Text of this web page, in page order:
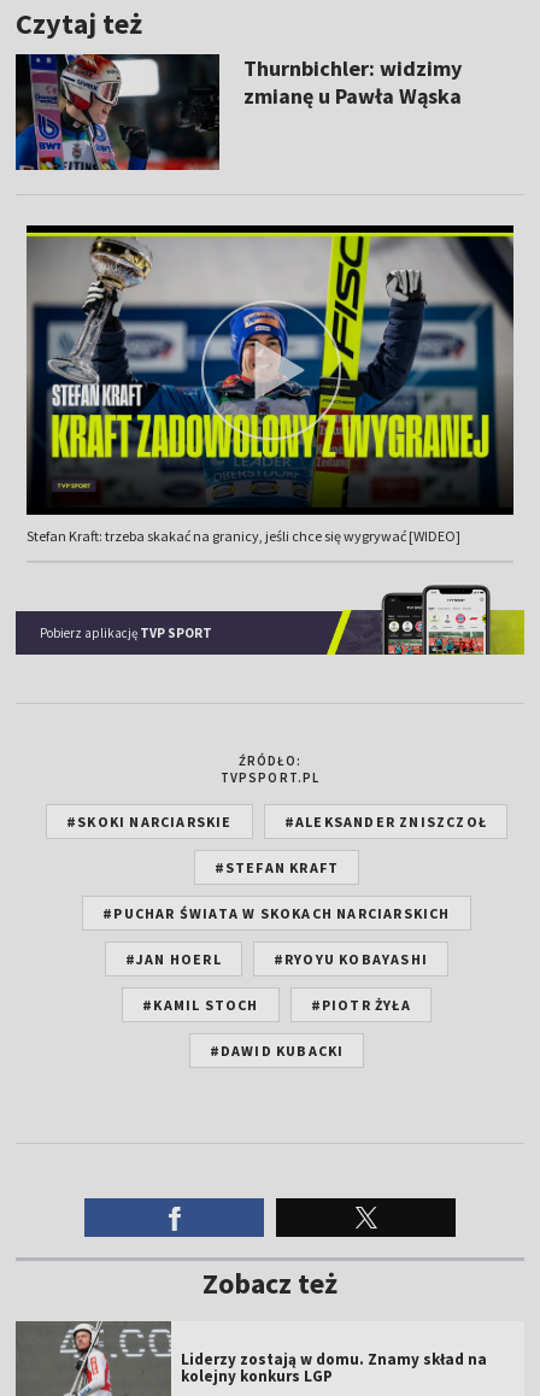
Czytaj też
Thurnbichler: widzimy
zmianę u Pawła Wąska
Stefan Kraft: trzeba skakać na granicy, jeśli chce się wygrywać [WIDEO]
Pobierz aplikację TVP SPORT
ŹRÓDŁO:
TVPSPORT.PL
#SKOKI NARCIARSKIE #ALEKSANDER ZNISZCZOŁ
#STEFAN KRAFT
#PUCHAR ŚWIATA W SKOKACH NARCIARSKICH
#JAN HOERL #RYOYU KOBAYASHI
#KAMIL STOCH #PIOTR ŻYŁA
#DAWID KUBACKI
Zobacz też
Liderzy zostają w domu. Znamy skład na
kolejny konkurs LGP